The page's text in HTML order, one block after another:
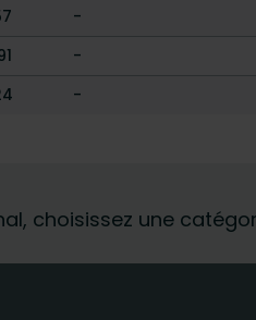
-
-
-
choisissez une